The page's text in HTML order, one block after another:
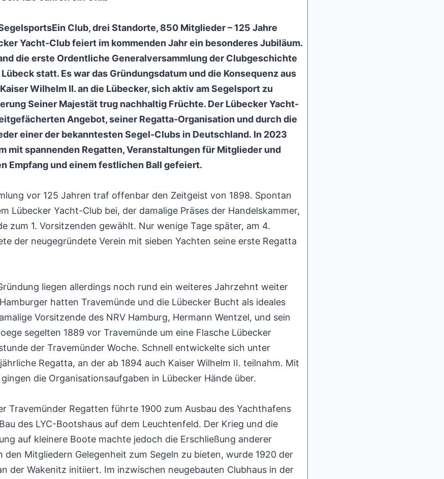
Ein Club, drei Standorte, 850 Mitglieder – 125 Jahre
Yacht-Club feiert im kommenden Jahr ein besonderes Jubiläum.
die erste Ordentliche Generalversammlung der Clubgeschichte
statt. Es war das Gründungsdatum und die Konsequenz aus
Wilhelm II. an die Lübecker, sich aktiv am Segelsport zu
Seiner Majestät trug nachhaltig Früchte. Der Lübecker Yacht-
Angebot, seiner Regatta-Organisation und durch die
einer der bekanntesten Segel-Clubs in Deutschland. In 2023
mit spannenden Regatten, Veranstaltungen für Mitglieder und
Empfang und einem festlichen Ball gefeiert.
vor 125 Jahren traf offenbar den Zeitgeist von 1898. Spontan
Lübecker Yacht-Club bei, der damalige Präses der Handelskammer,
zum 1. Vorsitzenden gewählt. Nur wenige Tage später, am 4.
der neugegründete Verein mit sieben Yachten seine erste Regatta
liegen allerdings noch rund ein weiteres Jahrzehnt weiter
hatten Travemünde und die Lübecker Bucht als ideales
Vorsitzende des NRV Hamburg, Hermann Wentzel, und sein
segelten 1889 vor Travemünde um eine Flasche Lübecker
der Travemünder Woche. Schnell entwickelte sich unter
Regatta, an der ab 1894 auch Kaiser Wilhelm II. teilnahm. Mit
die Organisationsaufgaben in Lübecker Hände über.
Travemünder Regatten führte 1900 zum Ausbau des Yachthafens
des LYC-Bootshaus auf dem Leuchtenfeld. Der Krieg und die
auf kleinere Boote machte jedoch die Erschließung anderer
den Mitgliedern Gelegenheit zum Segeln zu bieten, wurde 1920 der
der Wakenitz initiiert. Im inzwischen neugebauten Clubhaus in der